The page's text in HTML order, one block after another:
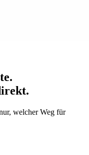
welcher Weg für